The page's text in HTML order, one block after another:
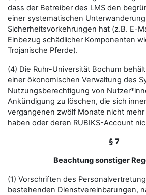
dass der Betreiber des LMS den
einer systematischen
Sicherheitsvorkehrungen hat (z.B. E-
Einbezug schädlicher Komponenten
Trojanische Pferde).
(4) Die Ruhr-Universität Bochum
einer ökonomischen Verwaltung des
Nutzungsberechtigung von
Ankündigung zu löschen, die sich
vergangenen zwölf Monate nicht
haben oder deren RUBIKS-Account
§ 7
Beachtung sonstiger
(1) Vorschriften des
bestehenden Dienstvereinbarungen,